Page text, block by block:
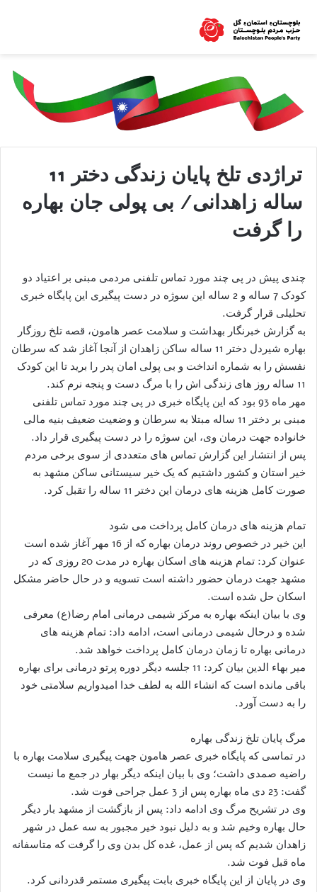
تراژدی تلخ پایان زندگی دختر 11
ساله زاهدانی/ بی پولی جان بهاره
را گرفت
چندی پیش در پی چند مورد تماس تلفنی مردمی مبنی بر اعتیاد دو
کودک 7 ساله و 2 ساله این سوژه در دست پیگیری این پایگاه خبری
تحلیلی قرار گرفت.
به گزارش خبرنگار بهداشت و سلامت عصر هامون، قصه تلخ روزگار
بهاره شیردل دختر 11 ساله‌ ساکن زاهدان از آنجا آغاز شد که سرطان
نفسش را به شماره انداخت و بی پولی امان پدر را برید تا این کودک
11 ساله روز های زندگی اش را با مرگ دست و پنجه نرم کند.
مهر ماه 93 بود که این پایگاه خبری در پی چند مورد تماس تلفنی
مبنی بر دختر 11 ساله مبتلا به سرطان و وضعیت ضعیف بنیه مالی
خانواده جهت درمان وی، این سوژه را در دست پیگیری قرار داد.
پس از انتشار این گزارش تماس های متعددی از سوی برخی مردم
خیر استان و کشور داشتیم که یک خیر سیستانی ساکن مشهد به
صورت کامل هزینه های درمان این دختر 11 ساله را تقبل کرد.
تمام هزینه های درمان کامل پرداخت می شود
این خیر در خصوص روند درمان بهاره که از 16 مهر آغاز شده است
عنوان کرد: تمام هزینه های اسکان بهاره در مدت 20 روزی که در
مشهد جهت درمان حضور داشته است تسویه و در حال حاضر مشکل
اسکان حل شده است.
وی با بیان اینکه بهاره به مرکز شیمی درمانی امام رضا(ع) معرفی
شده و درحال شیمی درمانی است، ادامه داد: تمام هزینه های
درمانی بهاره تا زمان درمان کامل پرداخت خواهد شد.
میر بهاء الدین بیان کرد: 11 جلسه دیگر دوره پرتو درمانی برای بهاره
باقی مانده است که انشاء الله به لطف خدا امیدواریم سلامتی خود
را به دست آورد.
مرگ پایان تلخ زندگی بهاره
در تماسی که پایگاه خبری عصر هامون جهت پیگیری سلامت بهاره با
راضیه صمدی داشت؛ وی با بیان اینکه دیگر بهار در جمع ما نیست
گفت: 23 دی ماه بهاره پس از 3 عمل جراحی فوت شد.
وی در تشریح مرگ وی ادامه داد: پس از بازگشت از مشهد بار دیگر
حال بهاره وخیم شد و به دلیل نبود خیر مجبور به سه عمل در شهر
زاهدان شدیم که پس از عمل، غده کل بدن وی را گرفت که متاسفانه
ماه قبل فوت شد.
وی در پایان از این پایگاه خبری بابت پیگیری مستمر قدردانی کرد.